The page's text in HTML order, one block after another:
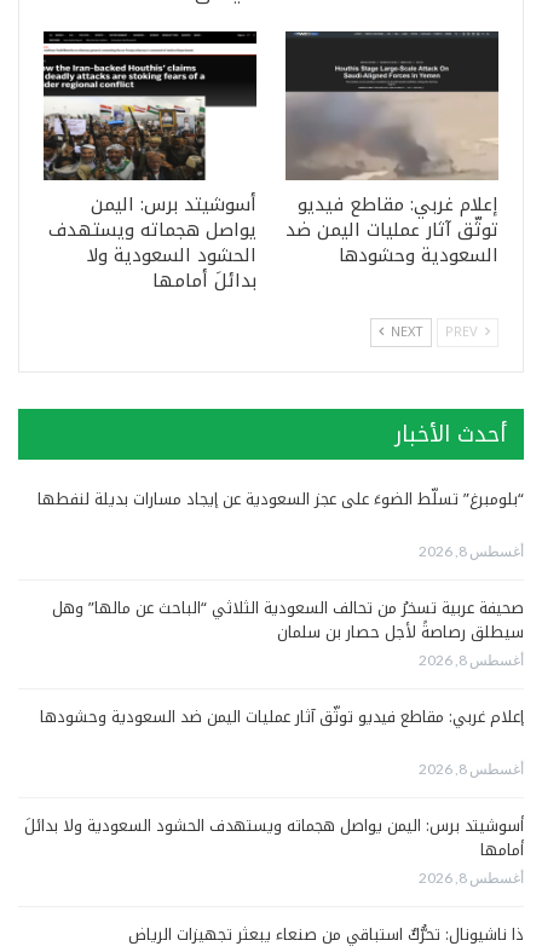
إعلام غربي: مقاطع فيديو
توثّق آثار عمليات اليمن ضد
السعودية وحشودها
أسوشيتد برس: اليمن
يواصل هجماته ويستهدف
الحشود السعودية ولا
بدائلَ أمامها
NEXT
أحدث الأخبار
“بلومبرغ” تسلّط الضوءَ على عجز السعودية عن إيجاد مسارات بديلة لنفطها
أغسطس 8, 2026
صحيفة عربية تسخرُ من تحالف السعودية الثلاثي “الباحث عن مالها” وهل
سيطلق رصاصةً لأجل حصار بن سلمان
أغسطس 8, 2026
إعلام غربي: مقاطع فيديو توثّق آثار عمليات اليمن ضد السعودية وحشودها
أغسطس 8, 2026
أسوشيتد برس: اليمن يواصل هجماته ويستهدف الحشود السعودية ولا بدائلَ
أمامها
أغسطس 8, 2026
ذا ناشيونال: تحرُّكٌ استباقي من صنعاء يبعثر تجهيزات الرياض